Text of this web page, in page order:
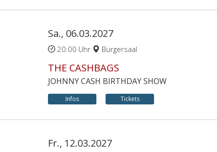
Sa., 06.03.2027
20:00 Uhr Bürgersaal
THE CASHBAGS
JOHNNY CASH BIRTHDAY SHOW
Infos Tickets
Fr., 12.03.2027